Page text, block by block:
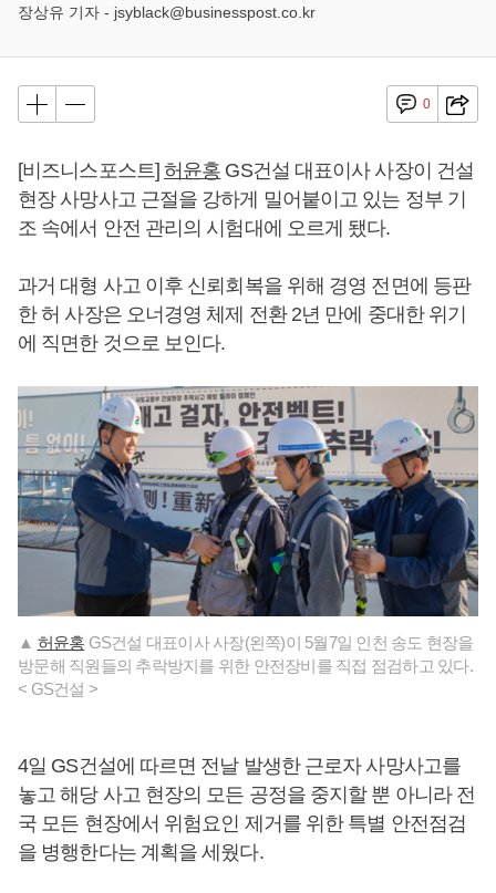
장상유 기자 - jsyblack@businesspost.co.kr
0
[비즈니스포스트] 허윤홍 GS건설 대표이사 사장이 건설
현장 사망사고 근절을 강하게 밀어붙이고 있는 정부 기
조 속에서 안전 관리의 시험대에 오르게 됐다.
과거 대형 사고 이후 신뢰회복을 위해 경영 전면에 등판
한 허 사장은 오너경영 체제 전환 2년 만에 중대한 위기
에 직면한 것으로 보인다.
▲ 허윤홍 GS건설 대표이사 사장(왼쪽)이 5월7일 인천 송도 현장을
방문해 직원들의 추락방지를 위한 안전장비를 직접 점검하고 있다.
< GS건설 >
4일 GS건설에 따르면 전날 발생한 근로자 사망사고를
놓고 해당 사고 현장의 모든 공정을 중지할 뿐 아니라 전
국 모든 현장에서 위험요인 제거를 위한 특별 안전점검
을 병행한다는 계획을 세웠다.